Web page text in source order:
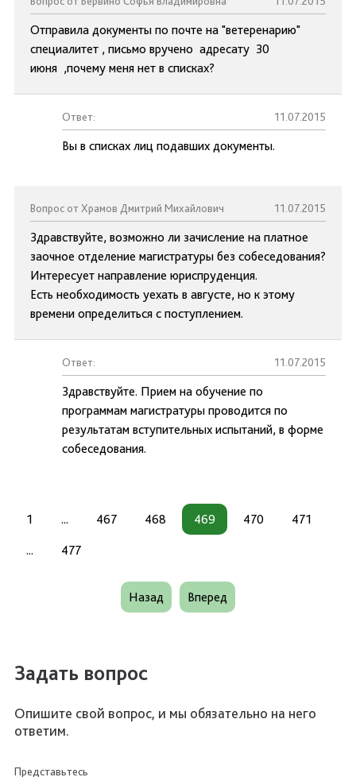
Отправила документы по почте на "ветеренарию"
специалитет , письмо вручено адресату 30
июня ,почему меня нет в списках?
Ответ: 11.07.2015
Вы в списках лиц подавших документы.
Вопрос от Храмов Дмитрий Михайлович 11.07.2015
Здравствуйте, возможно ли зачисление на платное
заочное отделение магистратуры без собеседования?
Интересует направление юриспруденция.
Есть необходимость уехать в августе, но к этому
времени определиться с поступлением.
Ответ: 11.07.2015
Здравствуйте. Прием на обучение по
программам магистратуры проводится по
результатам вступительных испытаний, в форме
собеседования.
1 ... 467 468 469 470 471
... 477
Назад Вперед
Задать вопрос
Опишите свой вопрос, и мы обязательно на него
ответим.
Представьтесь